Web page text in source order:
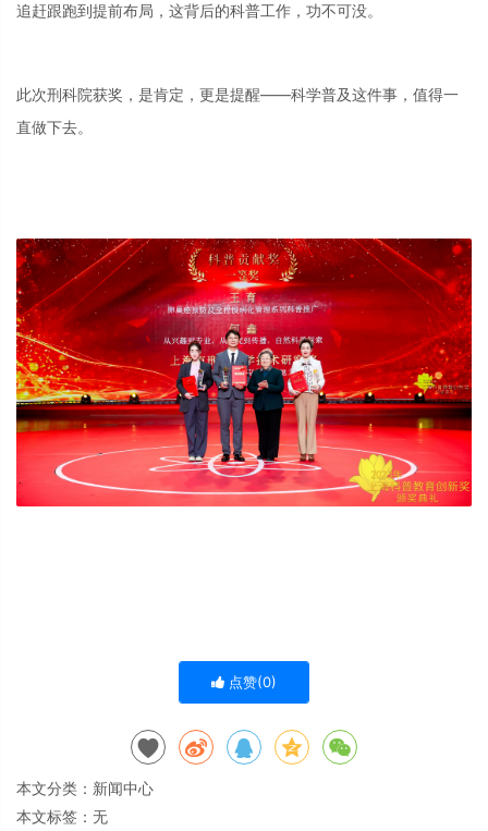
追赶跟跑到提前布局，这背后的科普工作，功不可没。
此次刑科院获奖，是肯定，更是提醒——科学普及这件事，值得一
直做下去。
点赞(0)
本文分类： 新闻中心
本文标签：无